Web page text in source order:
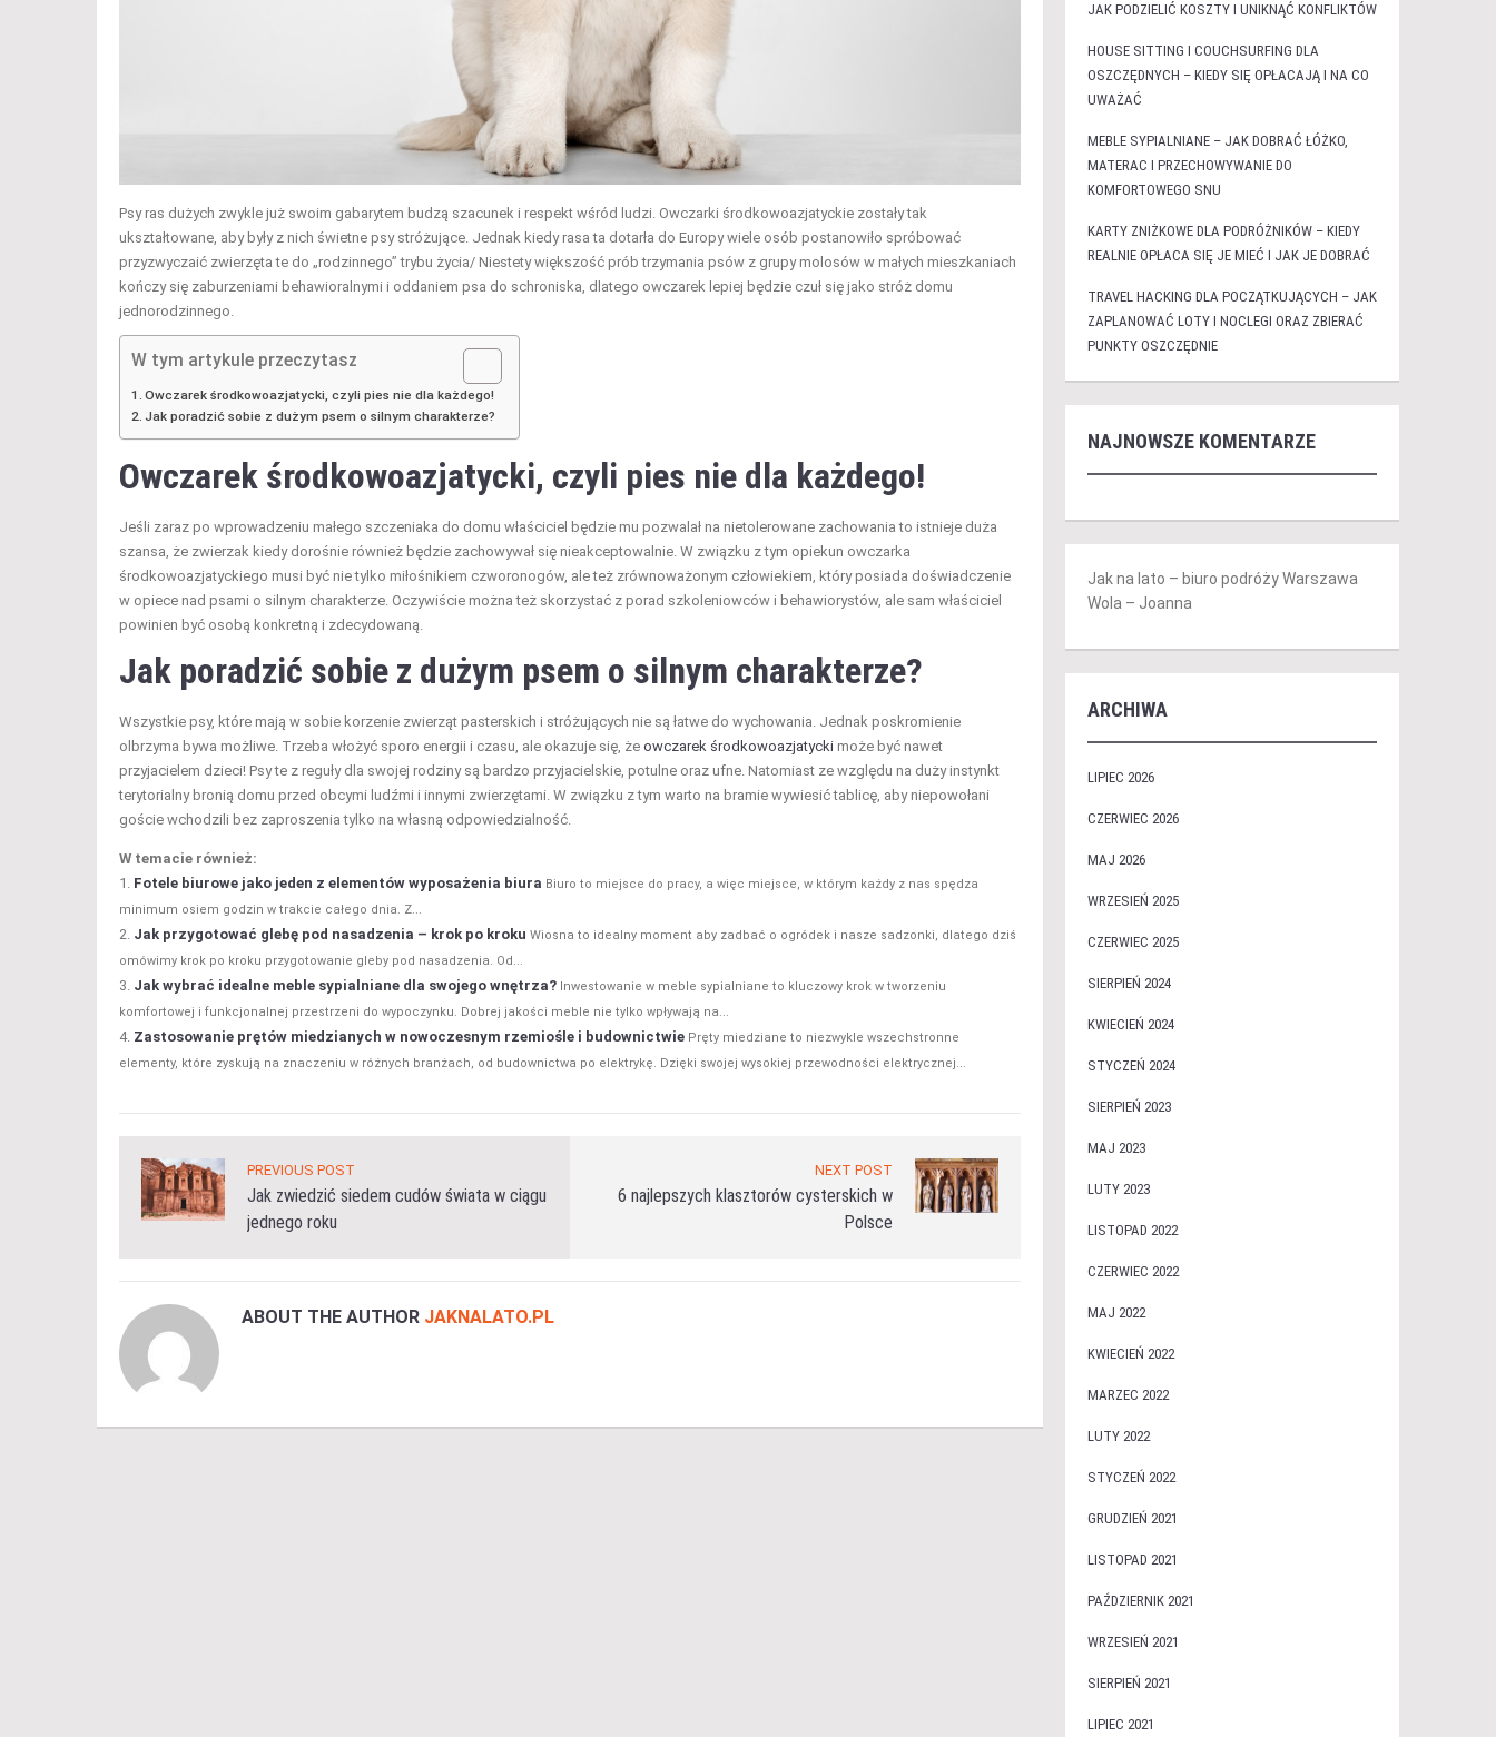
Psy ras dużych zwykle już swoim gabarytem budzą szacunek i respekt wśród ludzi. Owczarki środkowoazjatyckie zostały tak
ukształtowane, aby były z nich świetne psy stróżujące. Jednak kiedy rasa ta dotarła do Europy wiele osób postanowiło spróbować
przyzwyczaić zwierzęta te do „rodzinnego” trybu życia/ Niestety większość prób trzymania psów z grupy molosów w małych mieszkaniach
kończy się zaburzeniami behawioralnymi i oddaniem psa do schroniska, dlatego owczarek lepiej będzie czuł się jako stróż domu
jednorodzinnego.
W tym artykule przeczytasz
Owczarek środkowoazjatycki, czyli pies nie dla każdego!
Jak poradzić sobie z dużym psem o silnym charakterze?
Owczarek środkowoazjatycki, czyli pies nie dla każdego!
Jeśli zaraz po wprowadzeniu małego szczeniaka do domu właściciel będzie mu pozwalał na nietolerowane zachowania to istnieje duża
szansa, że zwierzak kiedy dorośnie również będzie zachowywał się nieakceptowalnie. W związku z tym opiekun owczarka
środkowoazjatyckiego musi być nie tylko miłośnikiem czworonogów, ale też zrównoważonym człowiekiem, który posiada doświadczenie
w opiece nad psami o silnym charakterze. Oczywiście można też skorzystać z porad szkoleniowców i behawiorystów, ale sam właściciel
powinien być osobą konkretną i zdecydowaną.
Jak poradzić sobie z dużym psem o silnym charakterze?
Wszystkie psy, które mają w sobie korzenie zwierząt pasterskich i stróżujących nie są łatwe do wychowania. Jednak poskromienie
olbrzyma bywa możliwe. Trzeba włożyć sporo energii i czasu, ale okazuje się, że owczarek środkowoazjatycki może być nawet
przyjacielem dzieci! Psy te z reguły dla swojej rodziny są bardzo przyjacielskie, potulne oraz ufne. Natomiast ze względu na duży instynkt
terytorialny bronią domu przed obcymi ludźmi i innymi zwierzętami. W związku z tym warto na bramie wywiesić tablicę, aby niepowołani
goście wchodzili bez zaproszenia tylko na własną odpowiedzialność.
W temacie również:
Fotele biurowe jako jeden z elementów wyposażenia biura Biuro to miejsce do pracy, a więc miejsce, w którym każdy z nas spędza
minimum osiem godzin w trakcie całego dnia. Z...
Jak przygotować glebę pod nasadzenia – krok po kroku Wiosna to idealny moment aby zadbać o ogródek i nasze sadzonki, dlatego dziś
omówimy krok po kroku przygotowanie gleby pod nasadzenia. Od...
Jak wybrać idealne meble sypialniane dla swojego wnętrza? Inwestowanie w meble sypialniane to kluczowy krok w tworzeniu
komfortowej i funkcjonalnej przestrzeni do wypoczynku. Dobrej jakości meble nie tylko wpływają na...
Zastosowanie prętów miedzianych w nowoczesnym rzemiośle i budownictwie Pręty miedziane to niezwykle wszechstronne
elementy, które zyskują na znaczeniu w różnych branżach, od budownictwa po elektrykę. Dzięki swojej wysokiej przewodności elektrycznej...
PREVIOUS POST
Jak zwiedzić siedem cudów świata w ciągu
jednego roku
NEXT POST
6 najlepszych klasztorów cysterskich w
Polsce
ABOUT THE AUTHOR JAKNALATO.PL
JAK PODZIELIĆ KOSZTY I UNIKNĄĆ KONFLIKTÓW
HOUSE SITTING I COUCHSURFING DLA
OSZCZĘDNYCH – KIEDY SIĘ OPŁACAJĄ I NA CO
UWAŻAĆ
MEBLE SYPIALNIANE – JAK DOBRAĆ ŁÓŻKO,
MATERAC I PRZECHOWYWANIE DO
KOMFORTOWEGO SNU
KARTY ZNIŻKOWE DLA PODRÓŻNIKÓW – KIEDY
REALNIE OPŁACA SIĘ JE MIEĆ I JAK JE DOBRAĆ
TRAVEL HACKING DLA POCZĄTKUJĄCYCH – JAK
ZAPLANOWAĆ LOTY I NOCLEGI ORAZ ZBIERAĆ
PUNKTY OSZCZĘDNIE
NAJNOWSZE KOMENTARZE
Jak na lato – biuro podróży Warszawa
Wola – Joanna
ARCHIWA
LIPIEC 2026
CZERWIEC 2026
MAJ 2026
WRZESIEŃ 2025
CZERWIEC 2025
SIERPIEŃ 2024
KWIECIEŃ 2024
STYCZEŃ 2024
SIERPIEŃ 2023
MAJ 2023
LUTY 2023
LISTOPAD 2022
CZERWIEC 2022
MAJ 2022
KWIECIEŃ 2022
MARZEC 2022
LUTY 2022
STYCZEŃ 2022
GRUDZIEŃ 2021
LISTOPAD 2021
PAŹDZIERNIK 2021
WRZESIEŃ 2021
SIERPIEŃ 2021
LIPIEC 2021